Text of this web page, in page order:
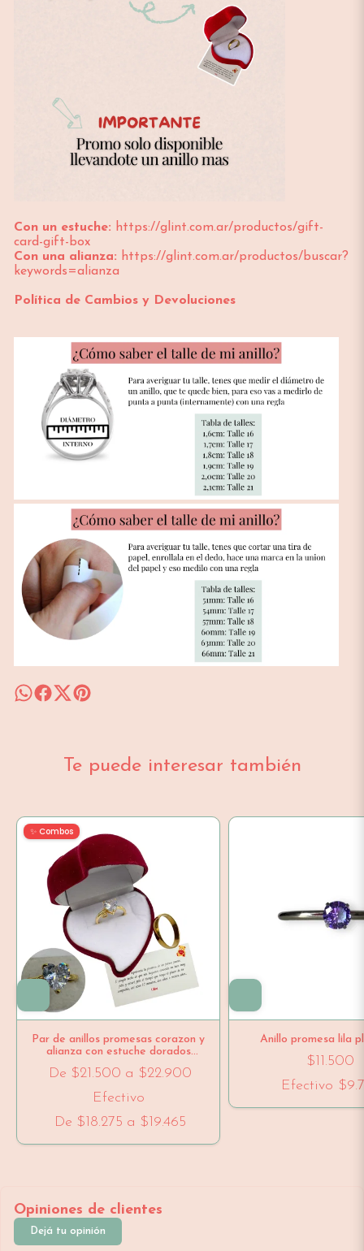
Con un estuche: https://glint.com.ar/productos/gift-
card-gift-box
Con una alianza: https://glint.com.ar/productos/buscar?
keywords=alianza
Política de Cambios y Devoluciones
Te puede interesar también
✨ Combos
Par de anillos promesas corazon y
alianza con estuche dorados
De $21.500 a $22.900
Efectivo
De $18.275 a $19.465
Anillo promesa lila
$11.500
Efectivo
Opiniones de clientes
Dejá tu opinión